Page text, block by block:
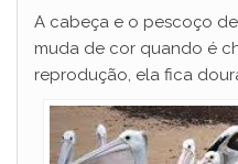
A cabeça e o pescoço
muda de cor quando é
reprodução, ela fica